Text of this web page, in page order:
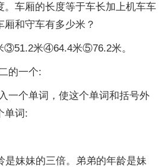
。车厢的长度等于车长加上机车车
和守车有多少米？
米④64.4米⑤76.2米。
的一个:
一个单词，使这个单词和括号外
单词:
是妹妹的三倍。弟弟的年龄是妹